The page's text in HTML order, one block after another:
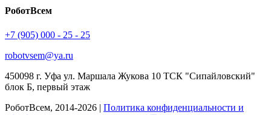
РоботВсем
+7 (905) 000 - 25 - 25
robotvsem@ya.ru
450098 г. Уфа ул. Маршала Жукова 10 ТСК "Сипайловский"
блок Б, первый этаж
РоботВсем, 2014-2026 | Политика конфиденциальности и